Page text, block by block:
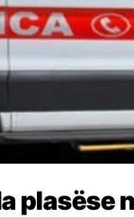
plasëse